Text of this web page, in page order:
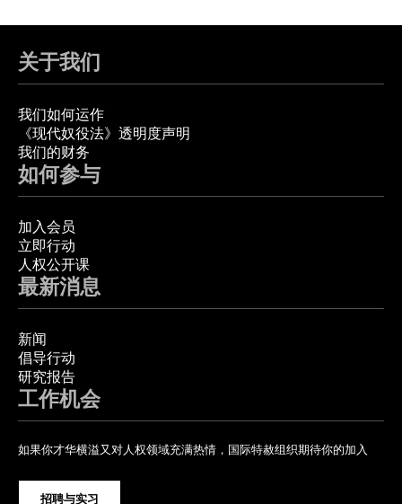
关于我们
我们如何运作
《现代奴役法》透明度声明
我们的财务
如何参与
加入会员
立即行动
人权公开课
最新消息
新闻
倡导行动
研究报告
工作机会
如果你才华横溢又对人权领域充满热情，国际特赦组织期待你的加入
招聘与实习